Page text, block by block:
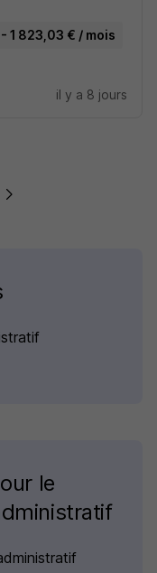
1 823,03 € / mois
il y a 8 jours
le